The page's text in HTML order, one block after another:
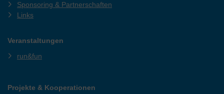
Sponsoring & Partnerschaften
Links
Veranstaltungen
run&fun
Projekte & Kooperationen